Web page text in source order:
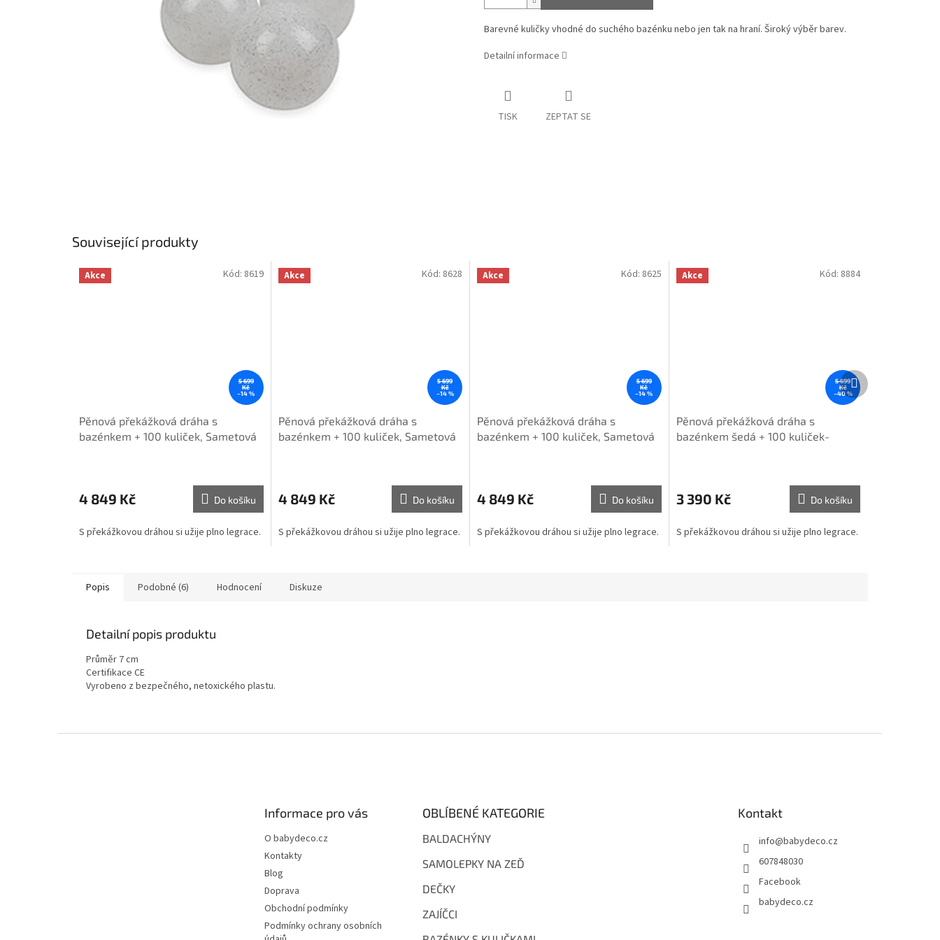
Barevné kuličky vhodné do suchého bazénku nebo jen tak na hraní. Široký výběr barev.
Detailní informace
TISK ZEPTAT SE
Související produkty
Akce
5 699
Kč
–14 %
Pěnová překážková dráha s
bazénkem + 100 kuliček, Sametová
4 849 Kč Do košíku
S překážkovou dráhou si užije plno legrace.
Kód: 8619 Akce
5 699
Kč
–14 %
Pěnová překážková dráha s
bazénkem + 100 kuliček, Sametová
4 849 Kč Do košíku
S překážkovou dráhou si užije plno legrace.
Kód: 8628 Akce
5 699
Kč
–14 %
Pěnová překážková dráha s
bazénkem + 100 kuliček, Sametová
4 849 Kč Do košíku
S překážkovou dráhou si užije plno legrace.
Kód: 8625 Akce
5 699
Kč
–40 %
Pěnová překážková dráha s
bazénkem šedá + 100 kuliček-
3 390 Kč Do košíku
S překážkovou dráhou si užije plno legrace.
Kód: 8884
Další
produkt
Popis Podobné (6) Hodnocení Diskuze
Detailní popis produktu
Průměr 7 cm
Certifikace CE
Vyrobeno z bezpečného, netoxického plastu.
Informace pro vás
O babydeco.cz
Kontakty
Blog
Doprava
Obchodní podmínky
Podmínky ochrany osobních
OBLÍBENÉ KATEGORIE
BALDACHÝNY
SAMOLEPKY NA ZEĎ
DEČKY
ZAJÍČCI
Kontakt
info@babydeco.cz
607848030
Facebook
babydeco.cz